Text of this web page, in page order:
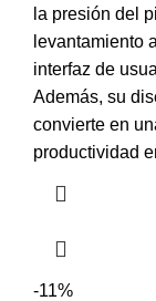
la presión del
levantamiento
interfaz de
Además, su
convierte en
productividad
-11%